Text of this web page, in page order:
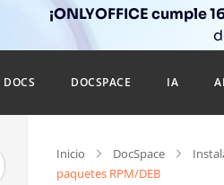
¡ONLYOFFICE cumple
DOCS DOCSPACE IA
Inicio DocSpace
paquetes RPM/DEB